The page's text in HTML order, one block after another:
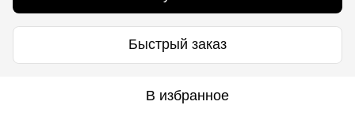
Быстрый заказ
В избранное